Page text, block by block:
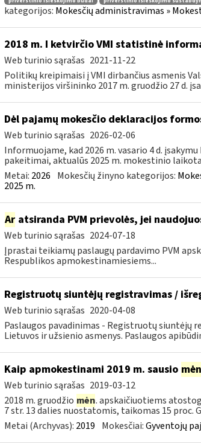
kategorijos: Mokesčių administravimas »
2018 m. I ketvirčio VMI statistinė
Web turinio sąrašas 2021-11-22
Politikų kreipimaisi į VMI dirbančius asmenis
ministerijos viršininko 2017 m. gruodžio 27 d.
Dėl pajamų mokesčio deklaracijos
Web turinio sąrašas 2026-02-06
Informuojame, kad 2026 m. vasario 4 d.
pakeitimai, aktualūs 2025 m. mokestinio
Metai: 2026 Mokesčių žinyno kategorijos:
2025 m.
Aratsiranda PVM prievolės, jei
Web turinio sąrašas 2024-07-18
Įprastai teikiamų paslaugų pardavimo PVM
Respublikos apmokestinamiesiems...
Registruotų siuntėjų registravimas /
Web turinio sąrašas 2020-04-08
Paslaugos pavadinimas - Registruotų siuntėjų
Lietuvos ir užsienio asmenys. Paslaugos
Kaip apmokestinami 2019 m. sausio mėn
Web turinio sąrašas 2019-03-12
2018 m. gruodžio mėn. apskaičiuotiems
7 str. 13 dalies nuostatomis, taikomas 15 proc.
Metai (Archyvas): 2019 Mokesčiai:Gyventojų